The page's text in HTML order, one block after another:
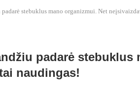
stebuklus mano organizmui. Net
padarė stebuklus
naudingas!